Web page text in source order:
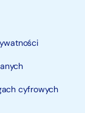
cyfrowych